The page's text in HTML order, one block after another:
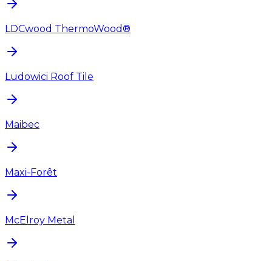
LDCwood ThermoWood®
Ludowici Roof Tile
Maibec
Maxi-Forêt
McElroy Metal